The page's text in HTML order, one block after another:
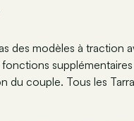
des modèles à traction
du couple. Tous les